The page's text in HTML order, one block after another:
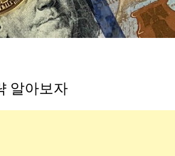
알아보자